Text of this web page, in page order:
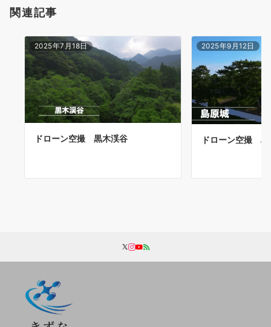
関連記事
2025年7月18日
ドローン空撮 黒木渓谷
2025年9月12日
ドローン空撮 島